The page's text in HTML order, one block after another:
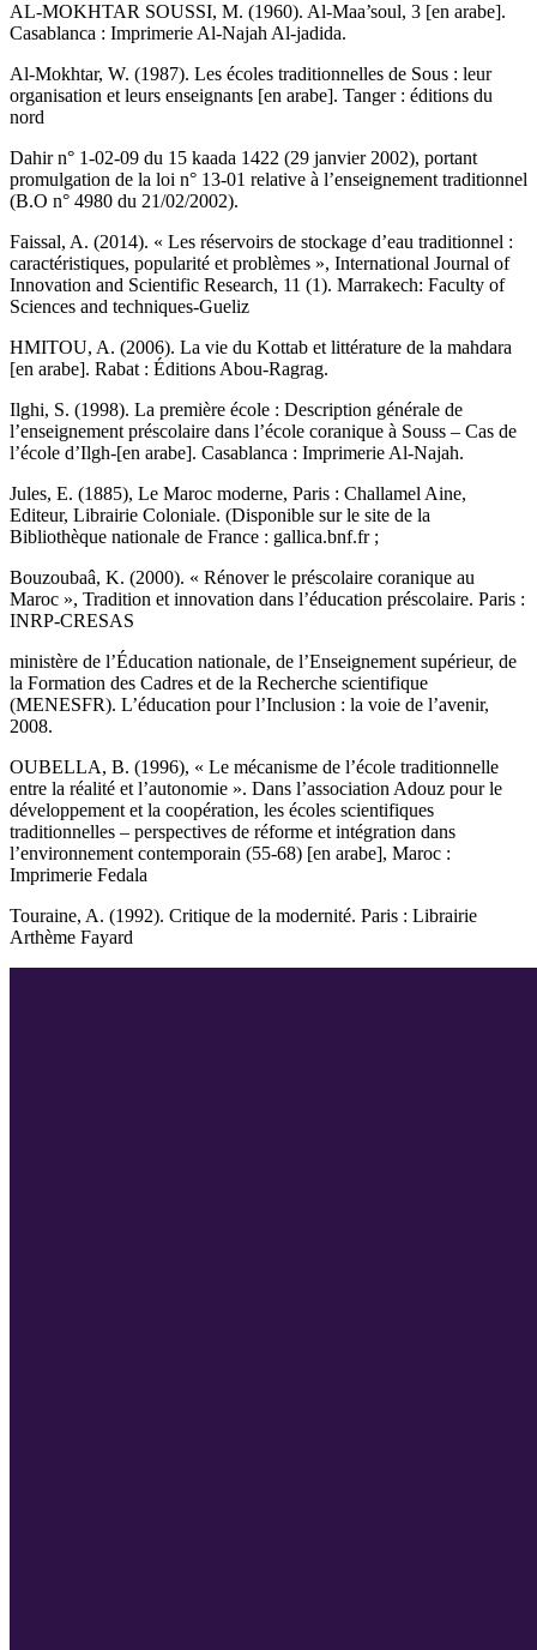
AL-MOKHTAR SOUSSI, M. (1960). Al-Maa’soul, 3 [en arabe].
Casablanca : Imprimerie Al-Najah Al-jadida.
Al-Mokhtar, W. (1987). Les écoles traditionnelles de Sous : leur
organisation et leurs enseignants [en arabe]. Tanger : éditions du
nord
Dahir n° 1-02-09 du 15 kaada 1422 (29 janvier 2002), portant
promulgation de la loi n° 13-01 relative à l’enseignement traditionnel
(B.O n° 4980 du 21/02/2002).
Faissal, A. (2014). « Les réservoirs de stockage d’eau traditionnel :
caractéristiques, popularité et problèmes », International Journal of
Innovation and Scientific Research, 11 (1). Marrakech: Faculty of
Sciences and techniques-Gueliz
HMITOU, A. (2006). La vie du Kottab et littérature de la mahdara
[en arabe]. Rabat : Éditions Abou-Ragrag.
Ilghi, S. (1998). La première école : Description générale de
l’enseignement préscolaire dans l’école coranique à Souss – Cas de
l’école d’Ilgh-[en arabe]. Casablanca : Imprimerie Al-Najah.
Jules, E. (1885), Le Maroc moderne, Paris : Challamel Aine,
Editeur, Librairie Coloniale. (Disponible sur le site de la
Bibliothèque nationale de France : gallica.bnf.fr ;
Bouzoubaâ, K. (2000). « Rénover le préscolaire coranique au
Maroc », Tradition et innovation dans l’éducation préscolaire. Paris :
INRP-CRESAS
ministère de l’Éducation nationale, de l’Enseignement supérieur, de
la Formation des Cadres et de la Recherche scientifique
(MENESFR). L’éducation pour l’Inclusion : la voie de l’avenir,
2008.
OUBELLA, B. (1996), « Le mécanisme de l’école traditionnelle
entre la réalité et l’autonomie ». Dans l’association Adouz pour le
développement et la coopération, les écoles scientifiques
traditionnelles – perspectives de réforme et intégration dans
l’environnement contemporain (55-68) [en arabe], Maroc :
Imprimerie Fedala
Touraine, A. (1992). Critique de la modernité. Paris : Librairie
Arthème Fayard